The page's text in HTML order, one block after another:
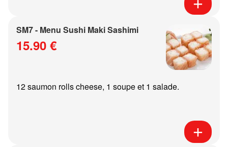
SM7 - Menu Sushi Maki Sashimi
15.90 €
12 saumon rolls cheese, 1 soupe et 1 salade.